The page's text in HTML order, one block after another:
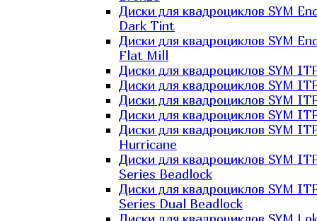
Диски для квадроциклов SYM
Dark Tint
Диски для квадроциклов SYM
Flat Mill
Диски для квадроциклов SYM
Диски для квадроциклов SYM
Диски для квадроциклов SYM
Диски для квадроциклов SYM
Диски для квадроциклов SYM
Hurricane
Диски для квадроциклов SYM
Series Beadlock
Диски для квадроциклов SYM
Series Dual Beadlock